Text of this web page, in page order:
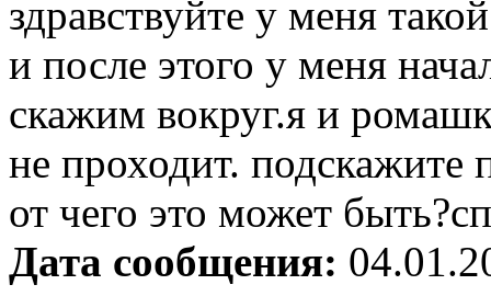
здравствуйте у меня
и после этого у меня
скажим вокруг.я и
не проходит. подскажите
от чего это может
Дата сообщения: